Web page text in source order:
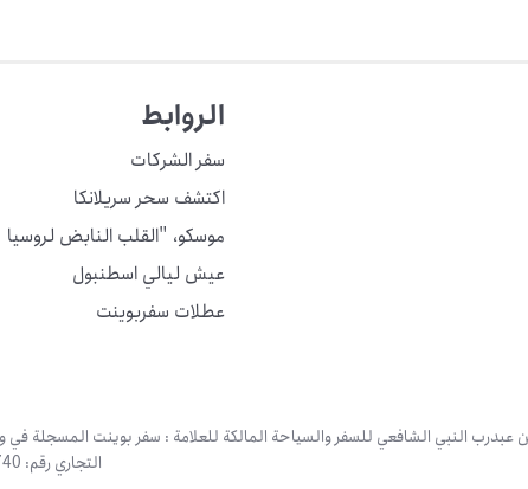
الروابط
سفر الشركات
اكتشف سحر سريلانكا
موسكو، "القلب النابض لروسيا
عيش ليالي اسطنبول
عطلات سفربوينت
التجاري رقم: 2062619740